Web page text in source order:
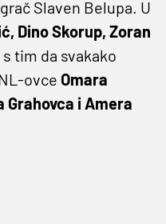
Slaven Belupa. U
Dino Skorup, Zoran
s tim da svakako
ovce Omara
i Amera